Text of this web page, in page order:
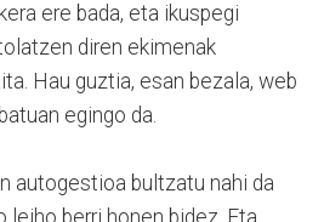
ere bada, eta ikuspegi
diren ekimenak
Hau guztia, esan bezala, web
egingo da.
autogestioa bultzatu nahi da